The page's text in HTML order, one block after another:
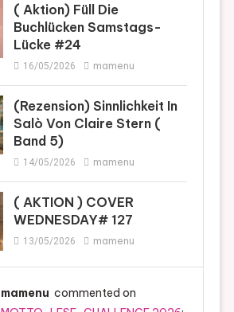
( Aktion) Füll Die
Buchlücken Samstags-
Lücke #24
16/05/2026 mamenu
(Rezension) Sinnlichkeit In
Salò Von Claire Stern (
Band 5)
14/05/2026 mamenu
( AKTION ) COVER
WEDNESDAY# 127
13/05/2026 mamenu
mamenu commented on